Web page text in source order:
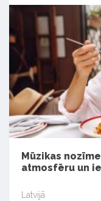
Mūzikas
atmosfēru un
Latvijā